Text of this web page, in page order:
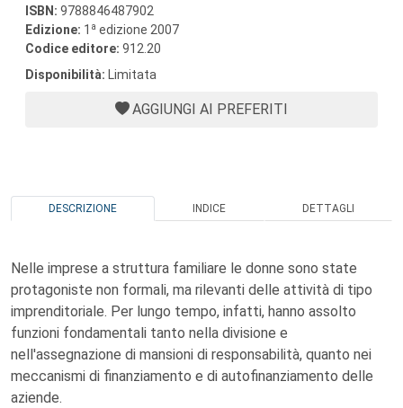
ISBN: 9788846487902
Edizione: 1 a edizione 2007
Codice editore: 912.20
Disponibilità: Limitata
AGGIUNGI AI PREFERITI
DESCRIZIONE INDICE DETTAGLI
Nelle imprese a struttura familiare le donne sono state
protagoniste non formali, ma rilevanti delle attività di tipo
imprenditoriale. Per lungo tempo, infatti, hanno assolto
funzioni fondamentali tanto nella divisione e
nell'assegnazione di mansioni di responsabilità, quanto nei
meccanismi di finanziamento e di autofinanziamento delle
aziende.